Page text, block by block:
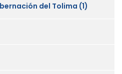
del Tolima (1)